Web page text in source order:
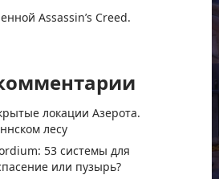
Assassin’s Creed.
локации Азерота.
лесу
53 системы для
или пузырь?